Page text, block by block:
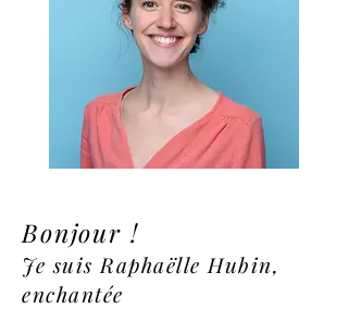
Bonjour !
Je suis Raphaëlle Hubin,
enchantée